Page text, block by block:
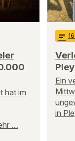
hat im
…
notes 16
Ein
in